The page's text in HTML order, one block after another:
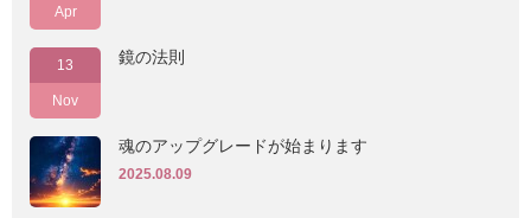
Apr
13
Nov
鏡の法則
魂のアップグレードが始まります
2025.08.09